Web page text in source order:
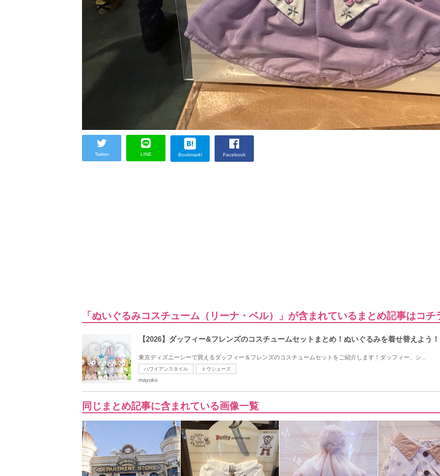
Twitter LINE Bookmark! Facebook
「ぬいぐるみコスチューム（リーナ・ベル）」が含まれているまとめ記事はコチ
【2026】ダッフィー&フレンズのコスチュームセットまとめ！ぬいぐるみを着せ替えよう！
東京ディズニーシーで買えるダッフィー＆フレンズのコスチュームセットをご紹介します！ダッフィー、シ...
ハワイアンスタイル トウシューズ
mayuko
同じまとめ記事に含まれている画像一覧